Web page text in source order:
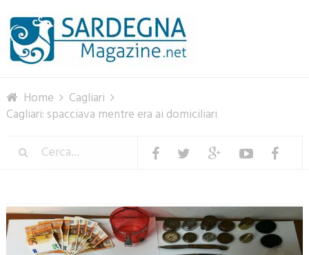
Home
Cagliari
Cagliari: spacciava mentre era ai domiciliari